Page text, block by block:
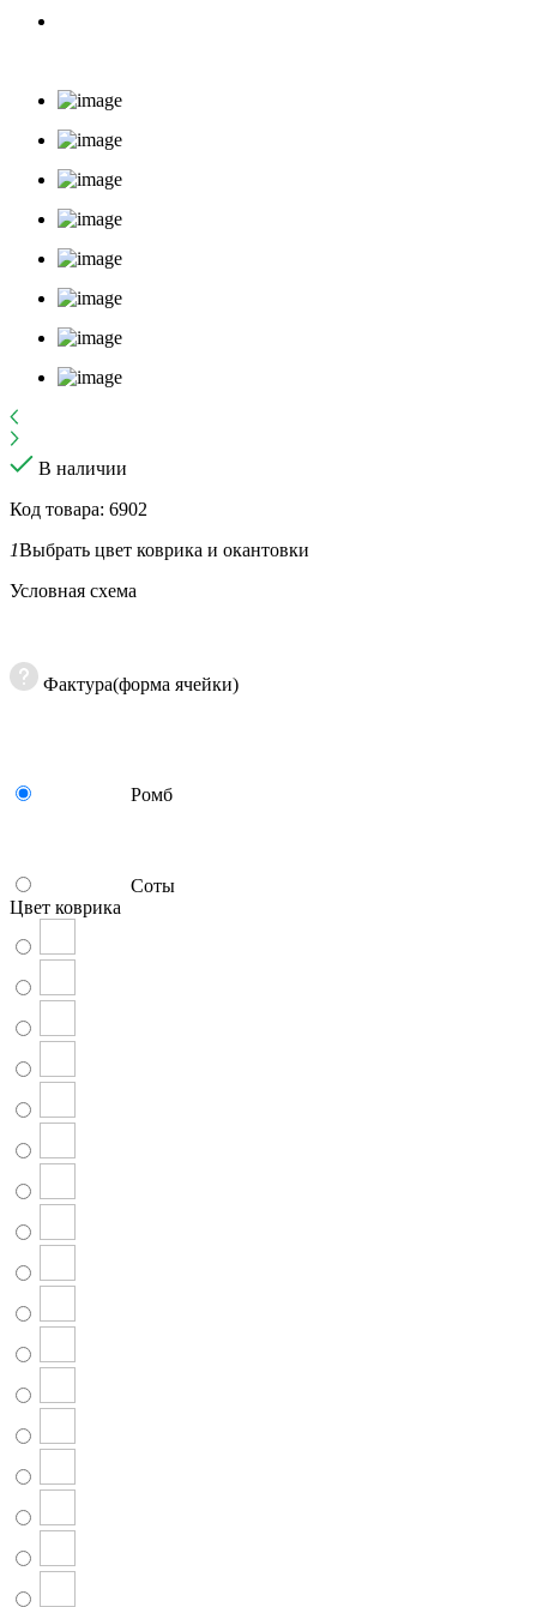
В наличии
Код товара: 6902
1Выбрать цвет коврика и окантовки
Условная схема
Фактура(форма ячейки)
Ромб
Соты
Цвет коврика